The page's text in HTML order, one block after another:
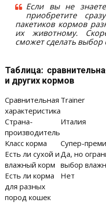
Если вы не
приобретите
пакетиков кормов
их животному.
сможет сделать выбор
Таблица:
и других кормов
Сравнительная
характеристика
Trainer
Страна-
производитель
Италия
Класс корма Супер-
Есть ли сухой и
влажный корм
Да, но
выбор
Есть ли корма
для разных
пород кошек
Нет